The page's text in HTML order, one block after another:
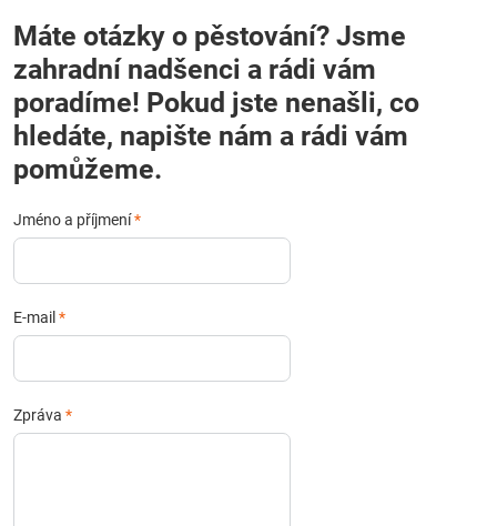
Máte otázky o pěstování? Jsme
zahradní nadšenci a rádi vám
poradíme! Pokud jste nenašli, co
hledáte, napište nám a rádi vám
pomůžeme.
Jméno a příjmení*
E-mail *
Zpráva *